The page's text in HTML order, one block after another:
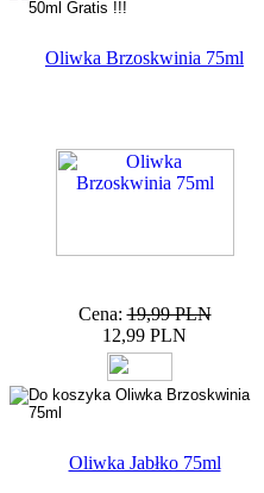
Oliwka Brzoskwinia 75ml
Cena: 19,99 PLN
12,99 PLN
Oliwka Jabłko 75ml